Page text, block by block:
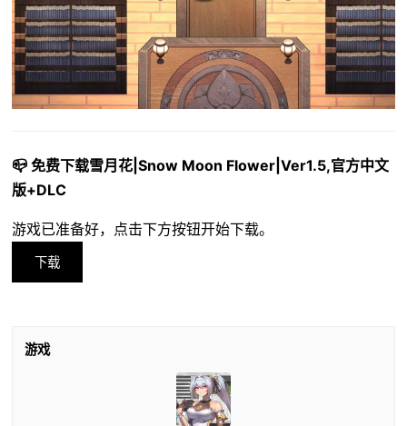
📪 免费下载雪月花|Snow Moon Flower|Ver1.5,官方中文
版+DLC
游戏已准备好，点击下方按钮开始下载。
下载
游戏